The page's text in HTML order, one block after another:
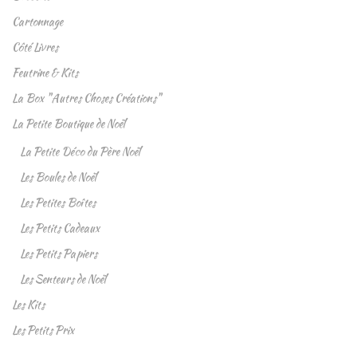
Cartonnage
Côté Livres
Feutrine & Kits
La Box "Autres Choses Créations"
La Petite Boutique de Noël
La Petite Déco du Père Noël
Les Boules de Noël
Les Petites Boîtes
Les Petits Cadeaux
Les Petits Papiers
Les Senteurs de Noël
Les Kits
Les Petits Prix